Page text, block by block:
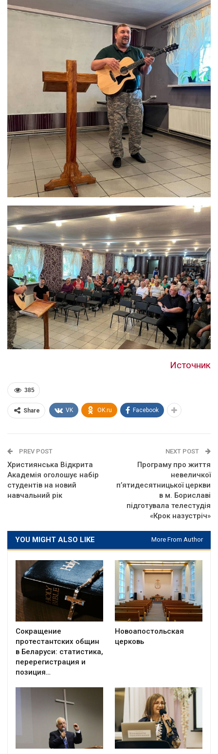
Источник
385
Share VK OK.ru Facebook
PREV POST
Християнська Відкрита
Академія оголошує набір
студентів на новий
навчальний рік
NEXT POST
Програму про життя
невеличкої
п’ятидесятницької церкви
в м. Бориславі
підготувала телестудія
«Крок назустріч»
YOU MIGHT ALSO LIKE More From Author
Сокращение
протестантских общин
в Беларуси: статистика,
перерегистрация и
позиция…
Новоапостольская
церковь